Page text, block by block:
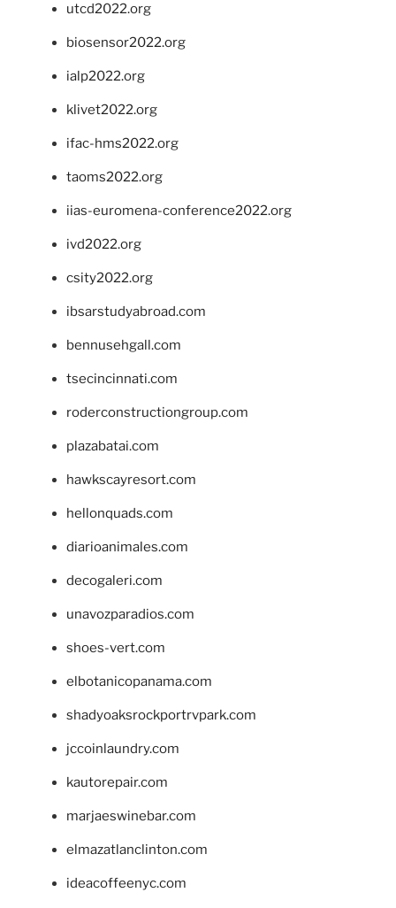
utcd2022.org
biosensor2022.org
ialp2022.org
klivet2022.org
ifac-hms2022.org
taoms2022.org
iias-euromena-conference2022.org
ivd2022.org
csity2022.org
ibsarstudyabroad.com
bennusehgall.com
tsecincinnati.com
roderconstructiongroup.com
plazabatai.com
hawkscayresort.com
hellonquads.com
diarioanimales.com
decogaleri.com
unavozparadios.com
shoes-vert.com
elbotanicopanama.com
shadyoaksrockportrvpark.com
jccoinlaundry.com
kautorepair.com
marjaeswinebar.com
elmazatlanclinton.com
ideacoffeenyc.com